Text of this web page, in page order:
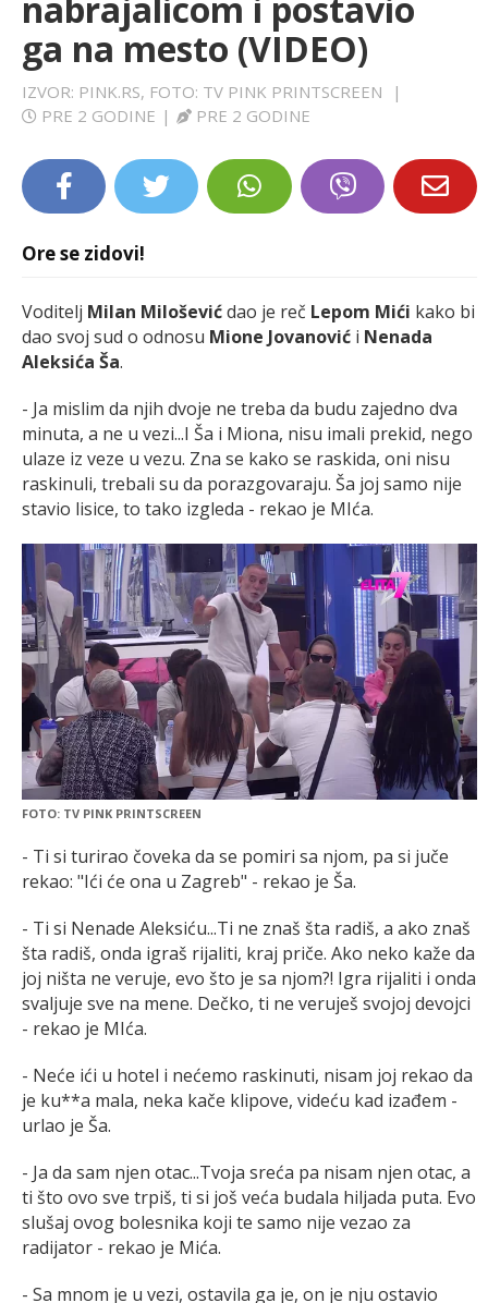
LIFESTYLE
ga na mesto (VIDEO)
IZVOR: PINK.RS, FOTO: TV PINK PRINTSCREEN
|
PRE 2 GODINE | PRE 2 GODINE
Ore se zidovi!
Voditelj Milan Miloševićdao je reč Lepom Mići kako bi
dao svoj sud o odnosu Mione Jovanović i Nenada
Aleksića Ša.
- Ja mislim da njih dvoje ne treba da budu zajedno dva
minuta, a ne u vezi...I Ša i Miona, nisu imali prekid, nego
ulaze iz veze u vezu. Zna se kako se raskida, oni nisu
raskinuli, trebali su da porazgovaraju. Ša joj samo nije
stavio lisice, to tako izgleda - rekao je MIća.
FOTO: TV PINK PRINTSCREEN
- Ti si turirao čoveka da se pomiri sa njom, pa si juče
rekao: "Ići će ona u Zagreb" - rekao je Ša.
- Ti si Nenade Aleksiću...Ti ne znaš šta radiš, a ako znaš
šta radiš, onda igraš rijaliti, kraj priče. Ako neko kaže da
joj ništa ne veruje, evo što je sa njom?! Igra rijaliti i onda
svaljuje sve na mene. Dečko, ti ne veruješ svojoj devojci
- rekao je MIća.
- Neće ići u hotel i nećemo raskinuti, nisam joj rekao da
je ku**a mala, neka kače klipove, videću kad izađem -
urlao je Ša.
- Ja da sam njen otac...Tvoja sreća pa nisam njen otac, a
ti što ovo sve trpiš, ti si još veća budala hiljada puta. Evo
slušaj ovog bolesnika koji te samo nije vezao za
radijator - rekao je Mića.
- Sa mnom je u vezi, ostavila ga je, on je nju ostavio